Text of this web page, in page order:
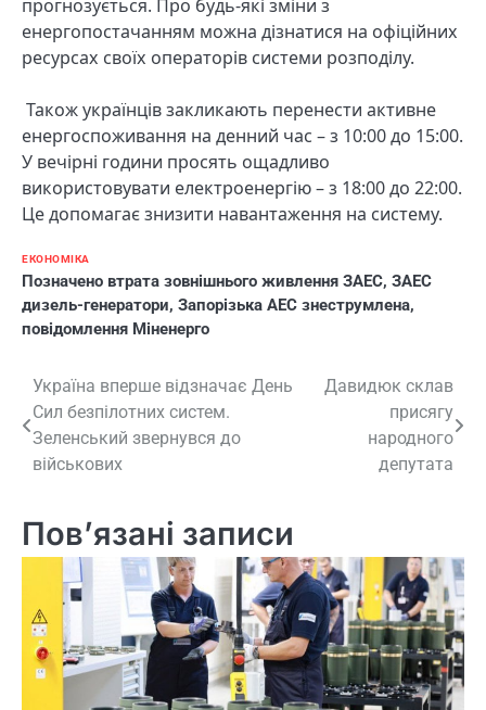
прогнозується. Про будь-які зміни з
енергопостачанням можна дізнатися на офіційних
ресурсах своїх операторів системи розподілу.
Також українців закликають перенести активне
енергоспоживання на денний час – з 10:00 до 15:00.
У вечірні години просять ощадливо
використовувати електроенергію – з 18:00 до 22:00.
Це допомагає знизити навантаження на систему.
ЕКОНОМІКА
Позначено втрата зовнішнього живлення ЗАЕС, ЗАЕС
дизель-генератори, Запорізька АЕС знеструмлена,
повідомлення Міненерго
Навігація
записів
Україна вперше відзначає День
Сил безпілотних систем.
Зеленський звернувся до
військових
Давидюк склав
присягу
народного
депутата
Пов’язані записи